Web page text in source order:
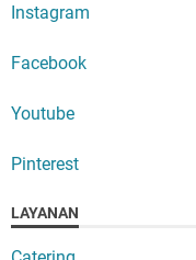
Instagram
Facebook
Youtube
Pinterest
LAYANAN